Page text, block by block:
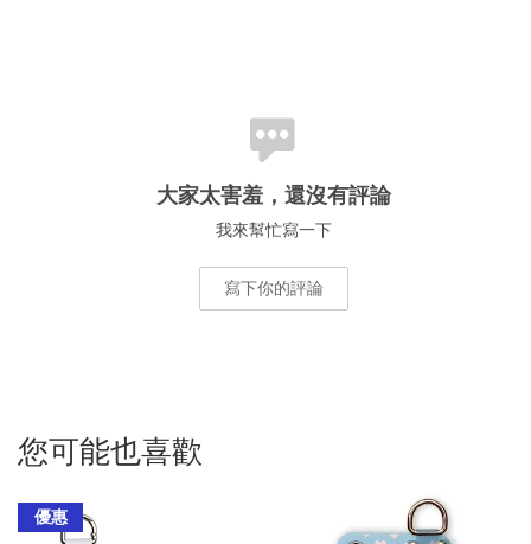
大家太害羞，還沒有評論
我來幫忙寫一下
寫下你的評論
您可能也喜歡
優惠